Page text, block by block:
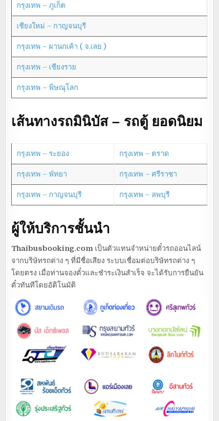
กรุงเทพ – ภูเก็ต
เชียงใหม่ – กาญจนบุรี
กรุงเทพ – ผานกเค้า ( จ.เลย )
กรุงเทพ – เชียงราย
กรุงเทพ – พิษณุโลก
เส้นทางรถมินิบัส – รถตู้ ยอดนิยม
กรุงเทพ – ระยอง กรุงเทพ – ตราด
กรุงเทพ – พัทยา กรุงเทพ – ศรีราชา
กรุงเทพ – กาญจนบุรี กรุงเทพ – ลพบุรี
ผู้ให้บริการชั้นนำ
Thaibusbooking.com เป็นตัวแทนจำหน่ายตั๋วรถออนไลน์
จากบริษัทรถต่าง ๆ ที่มีชื่อเสียง ระบบเชื่อมต่อบริษัทรถต่าง ๆ
โดยตรง เมื่อท่านจองตั๋วและชำระเงินสำเร็จ จะได้รับการยืนยัน
ตั๋วทันทีโดยอัติโนมัติ